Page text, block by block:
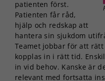
patienten först.
Patienten får råd,
hjälp och redskap att
hantera sin sjukdom
Teamet jobbar för att
kopplas in i rätt tid.
in vid behov. Kanske är
relevant med fortsatta